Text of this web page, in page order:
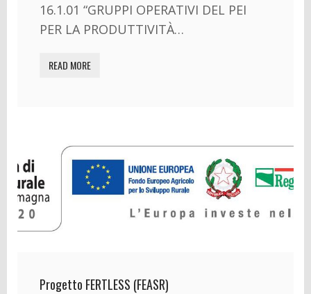
16.1.01 “GRUPPI OPERATIVI DEL PEI
PER LA PRODUTTIVITÀ…
READ MORE
Progetto FERTLESS (FEASR)